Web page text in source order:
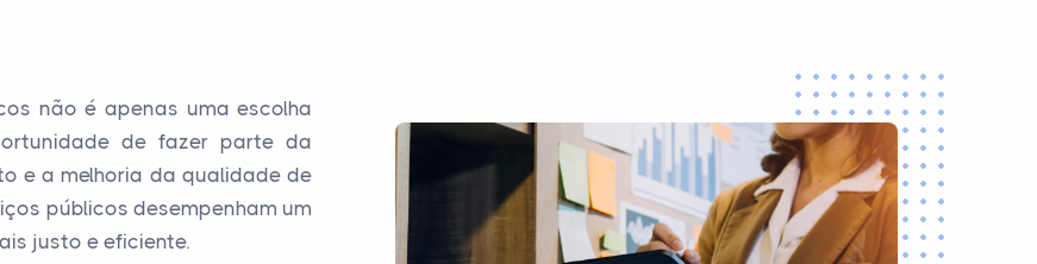
não é apenas uma escolha
de fazer parte da
e a melhoria da qualidade de
públicos desempenham um
justo e eficiente.